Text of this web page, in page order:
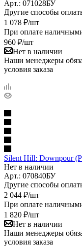
Арт.: 071028БУ
Другие способы
1 078 ₽/шт
При оплате
960 ₽/шт
Нет в наличии
Наши менеджеры
условия заказа
Silent Hill: Downpour
Нет в наличии
Арт.: 070840БУ
Другие способы
2 044 ₽/шт
При оплате
1 820 ₽/шт
Нет в наличии
Наши менеджеры
условия заказа